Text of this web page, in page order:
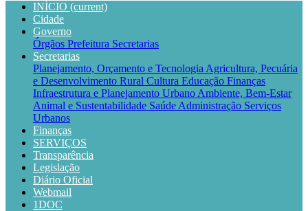
INÍCIO (current)
Cidade
Governo
Órgãos Prefeitura Secretarias
Secretarias
Planejamento, Orçamento e Tecnologia Agricultura, Pecuária
e Desenvolvimento Rural Cultura Educação Finanças
Infraestrutura e Planejamento Urbano Ambiente, Bem-Estar
Animal e Sustentabilidade Saúde Administração Serviços
Urbanos
Finanças
SERVIÇOS
Transparência
Legislação
Diário Oficial
Webmail
1DOC